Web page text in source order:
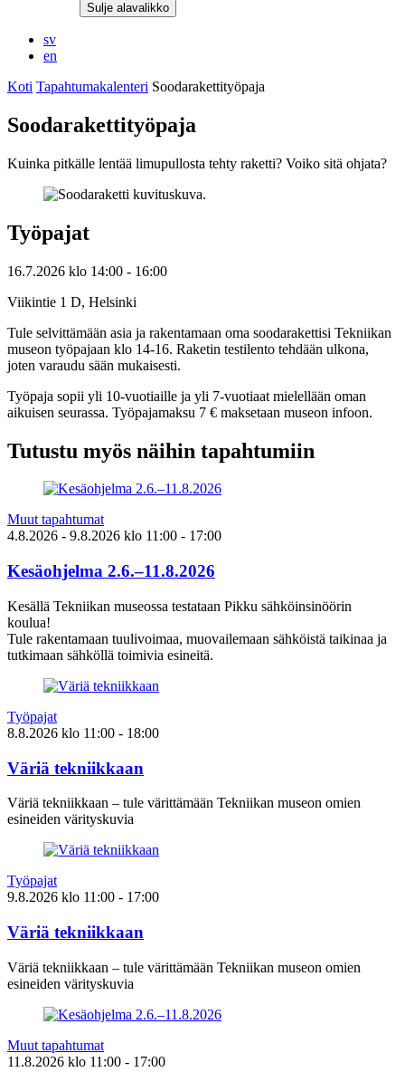
Sulje alavalikko
sv
en
Koti Tapahtumakalenteri Soodarakettityöpaja
Soodarakettityöpaja
Kuinka pitkälle lentää limupullosta tehty raketti? Voiko sitä ohjata?
Työpajat
16.7.2026 klo 14:00 - 16:00
Viikintie 1 D, Helsinki
Tule selvittämään asia ja rakentamaan oma soodarakettisi Tekniikan
museon työpajaan klo 14-16. Raketin testilento tehdään ulkona,
joten varaudu sään mukaisesti.
Työpaja sopii yli 10-vuotiaille ja yli 7-vuotiaat mielellään oman
aikuisen seurassa. Työpajamaksu 7 € maksetaan museon infoon.
Tutustu myös näihin tapahtumiin
Muut tapahtumat
4.8.2026 - 9.8.2026 klo 11:00 - 17:00
Kesäohjelma 2.6.–11.8.2026
Kesällä Tekniikan museossa testataan Pikku sähköinsinöörin
koulua!
Tule rakentamaan tuulivoimaa, muovailemaan sähköistä taikinaa ja
tutkimaan sähköllä toimivia esineitä.
Työpajat
8.8.2026 klo 11:00 - 18:00
Väriä tekniikkaan
Väriä tekniikkaan – tule värittämään Tekniikan museon omien
esineiden värityskuvia
Työpajat
9.8.2026 klo 11:00 - 17:00
Väriä tekniikkaan
Väriä tekniikkaan – tule värittämään Tekniikan museon omien
esineiden värityskuvia
Muut tapahtumat
11.8.2026 klo 11:00 - 17:00